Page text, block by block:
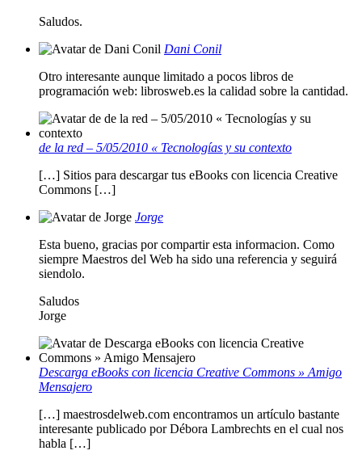
Saludos.
Dani Conil
Otro interesante aunque limitado a pocos libros de
programación web: librosweb.es la calidad sobre la cantidad.
de la red – 5/05/2010 « Tecnologías y su contexto
[…] Sitios para descargar tus eBooks con licencia Creative
Commons […]
Jorge
Esta bueno, gracias por compartir esta informacion. Como
siempre Maestros del Web ha sido una referencia y seguirá
siendolo.
Saludos
Jorge
Descarga eBooks con licencia Creative Commons » Amigo
Mensajero
[…] maestrosdelweb.com encontramos un artículo bastante
interesante publicado por Débora Lambrechts en el cual nos
habla […]